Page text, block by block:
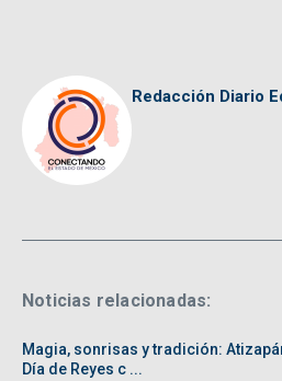
Redacción Diario
Noticias relacionadas:
Magia, sonrisas y tradición:
Día de Reyes c ...